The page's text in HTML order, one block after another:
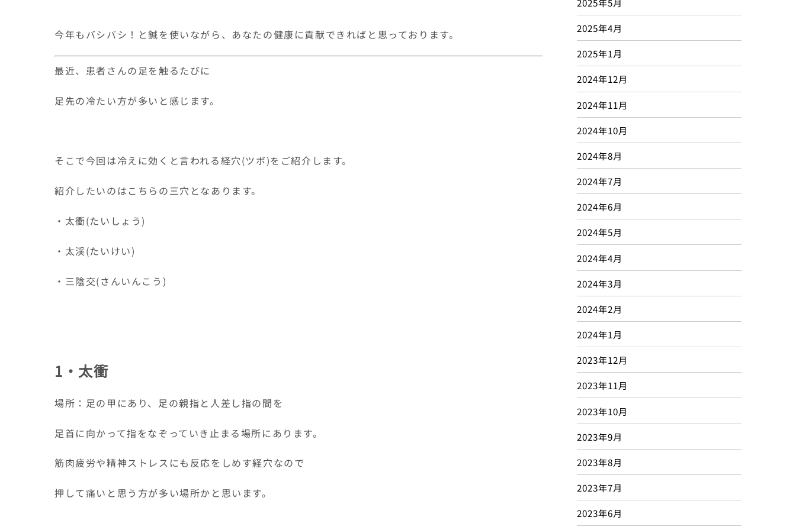
今年もバシバシ！と鍼を使いながら、あなたの健康に貢献できればと思っております。
最近、患者さんの足を触るたびに
足先の冷たい方が多いと感じます。
そこで今回は冷えに効くと言われる経穴(ツボ)をご紹介します。
紹介したいのはこちらの三穴となあります。
・太衝(たいしょう)
・太渓(たいけい)
・三陰交(さんいんこう)
1・太衝
場所：足の甲にあり、足の親指と人差し指の間を
足首に向かって指をなぞっていき止まる場所にあります。
筋肉疲労や精神ストレスにも反応をしめす経穴なので
押して痛いと思う方が多い場所かと思います。
2025年4月
2025年1月
2024年12月
2024年11月
2024年10月
2024年8月
2024年7月
2024年6月
2024年5月
2024年4月
2024年3月
2024年2月
2024年1月
2023年12月
2023年11月
2023年10月
2023年9月
2023年8月
2023年7月
2023年6月